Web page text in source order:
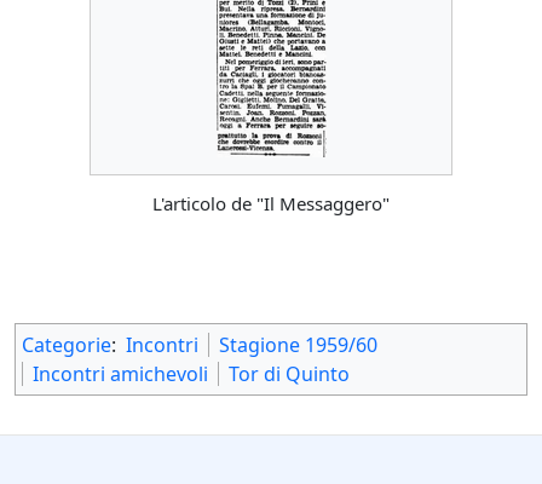
L'articolo de "Il Messaggero"
Categorie: Incontri
Stagione 1959/60
Incontri amichevoli
Tor di Quinto